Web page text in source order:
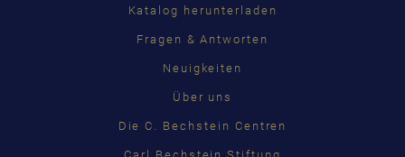
Katalog herunterladen
Fragen & Antworten
Neuigkeiten
Über uns
Die C. Bechstein Centren